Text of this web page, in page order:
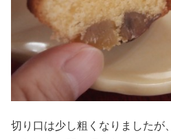
切り口は少し粗くなりましたが、